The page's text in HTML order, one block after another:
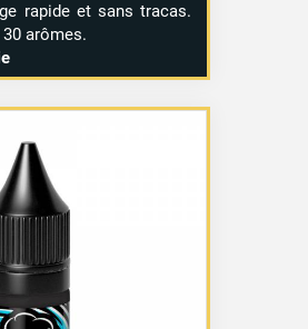
rapide et sans tracas.
arômes.